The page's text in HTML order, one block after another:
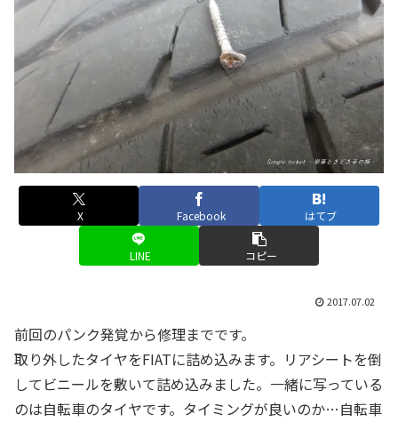
X Facebook はてブ
LINE コピー
2017.07.02
前回のパンク発覚から修理までです。
取り外したタイヤをFIATに詰め込みます。リアシートを倒
してビニールを敷いて詰め込みました。一緒に写っている
のは自転車のタイヤです。タイミングが良いのか…自転車